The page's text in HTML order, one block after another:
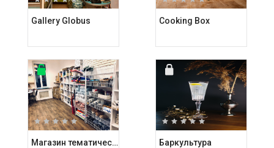
Gallery Globus Cooking Box
Магазин тематических подарков Kashalot Баркультура